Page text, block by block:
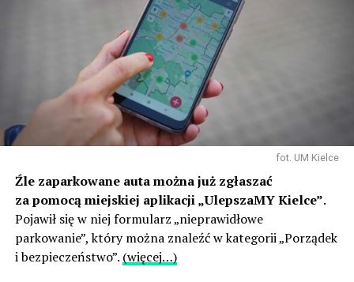
fot. UM Kielce
Źle zaparkowane auta można już zgłaszać
za pomocą miejskiej aplikacji „UlepszaMY Kielce”.
Pojawił się w niej formularz „nieprawidłowe
parkowanie”, który można znaleźć w kategorii „Porządek
i bezpieczeństwo”. (więcej…)